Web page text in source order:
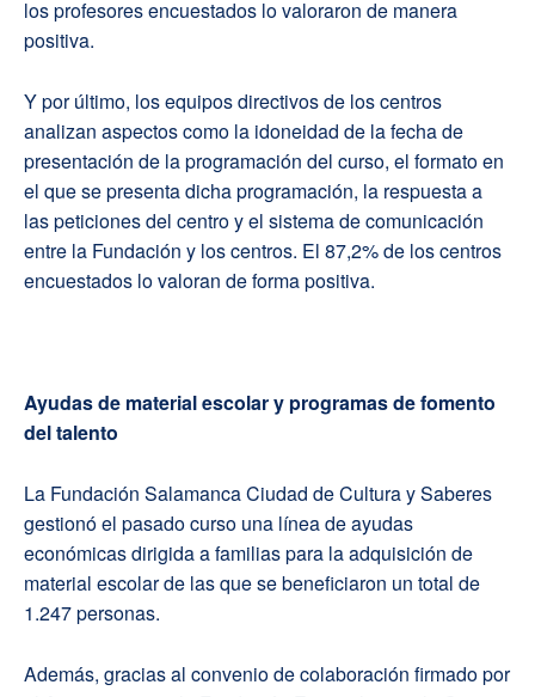
los profesores encuestados lo valoraron de manera
positiva.
Y por último, los equipos directivos de los centros
analizan aspectos como la idoneidad de la fecha de
presentación de la programación del curso, el formato en
el que se presenta dicha programación, la respuesta a
las peticiones del centro y el sistema de comunicación
entre la Fundación y los centros. El 87,2% de los centros
encuestados lo valoran de forma positiva.
Ayudas de material escolar y programas de fomento
del talento
La Fundación Salamanca Ciudad de Cultura y Saberes
gestionó el pasado curso una línea de ayudas
económicas dirigida a familias para la adquisición de
material escolar de las que se beneficiaron un total de
1.247 personas.
Además, gracias al convenio de colaboración firmado por